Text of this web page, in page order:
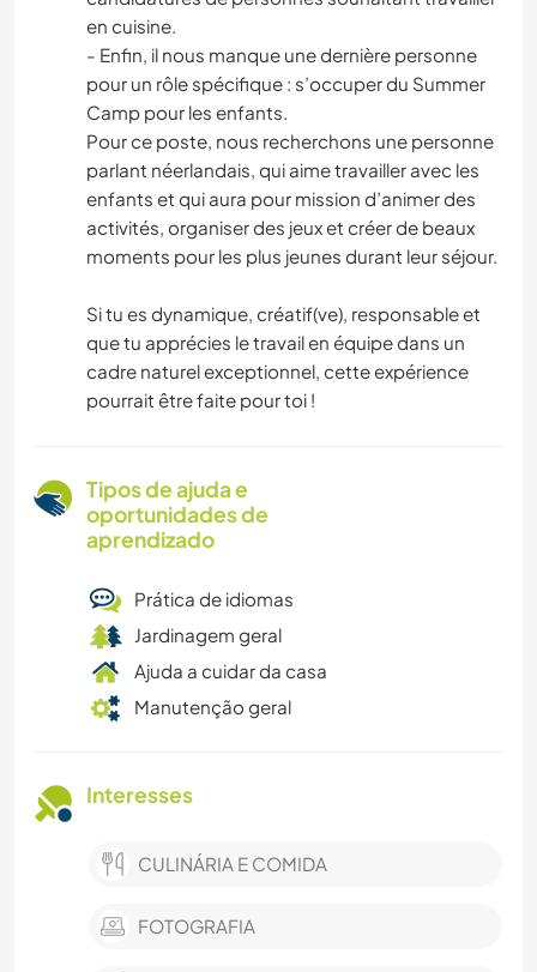
en cuisine.
- Enfin, il nous manque une dernière personne
pour un rôle spécifique : s’occuper du Summer
Camp pour les enfants.
Pour ce poste, nous recherchons une personne
parlant néerlandais, qui aime travailler avec les
enfants et qui aura pour mission d’animer des
activités, organiser des jeux et créer de beaux
moments pour les plus jeunes durant leur séjour.
Si tu es dynamique, créatif(ve), responsable et
que tu apprécies le travail en équipe dans un
cadre naturel exceptionnel, cette expérience
pourrait être faite pour toi !
Tipos de ajuda e
oportunidades de
aprendizado
Prática de idiomas
Jardinagem geral
Ajuda a cuidar da casa
Manutenção geral
Interesses
CULINÁRIA E COMIDA
FOTOGRAFIA